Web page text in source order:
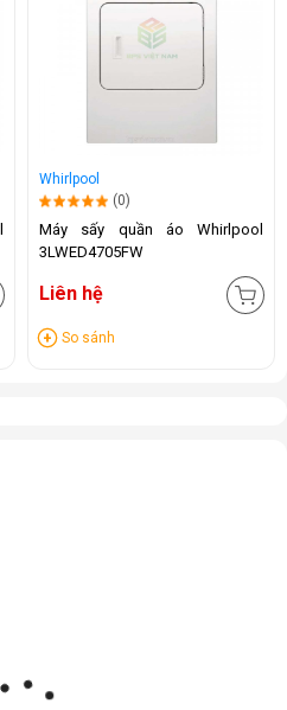
Whirlpool
(0)
Máy sấy quần áo Whirlpool
3LWED4705FW
Liên hệ
So sánh